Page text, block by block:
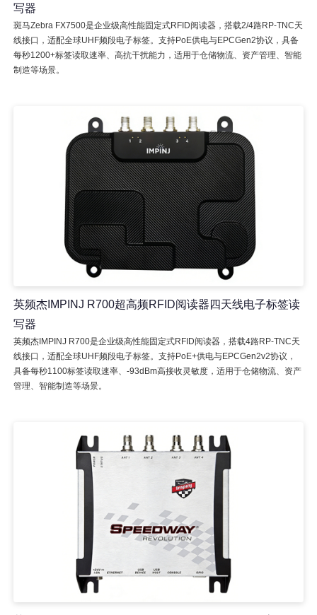
写器
斑马Zebra FX7500是企业级高性能固定式RFID阅读器，搭载2/4路RP-TNC天
线接口，适配全球UHF频段电子标签。支持PoE供电与EPCGen2协议，具备
每秒1200+标签读取速率、高抗干扰能力，适用于仓储物流、资产管理、智能
制造等场景。
英频杰IMPINJ R700超高频RFID阅读器四天线电子标签读
写器
英频杰IMPINJ R700是企业级高性能固定式RFID阅读器，搭载4路RP-TNC天
线接口，适配全球UHF频段电子标签。支持PoE+供电与EPCGen2v2协议，
具备每秒1100标签读取速率、-93dBm高接收灵敏度，适用于仓储物流、资产
管理、智能制造等场景。